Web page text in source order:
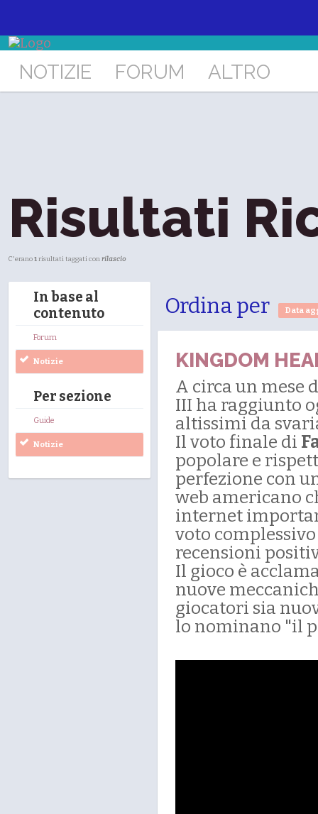
NOTIZIE FORUM ALTRO
Risultati
C'erano1risultati taggati conrilascio
In base al
contenuto
Forum
Notizie
Per sezione
Guide
Notizie
Ordina per Data
KINGDOM
A circa un mese
III ha raggiunto
altissimi da
Il voto finale di
popolare e
perfezione con
web americano
internet
voto
recensioni
Il gioco è
nuove
giocatori sia
lo nominano "il